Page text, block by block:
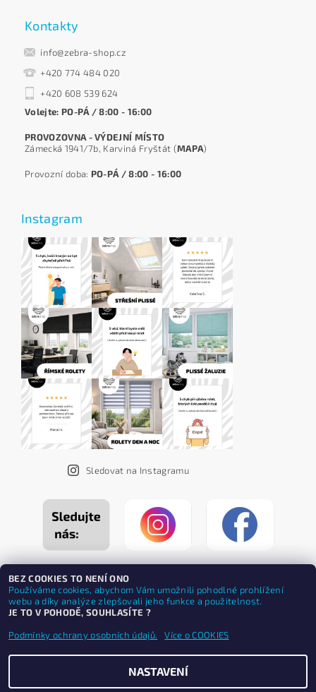
Kontakty
info@zebra-shop.cz
+420 774 484 020
+420 608 539 624
Volejte: PO-PÁ / 8:00 - 16:00
PROVOZOVNA - VÝDEJNÍ MÍSTO
Zámecká 1941/7b, Karviná Fryštát (MAPA)
Provozní doba: PO-PÁ / 8:00 - 16:00
Instagram
Sledovat na Instagramu
Upravit nastavení cookies
BEZ COOKIES TO NENÍ ONO
Používáme cookies, abychom Vám umožnili pohodlné prohlížení
webu a díky analýze zlepšovali jeho funkce a použitelnost.
JE TO V POHODĚ, SOUHLASÍTE ?
Podmínky ochrany osobních údajů.
Více o COOKIES
NASTAVENÍ